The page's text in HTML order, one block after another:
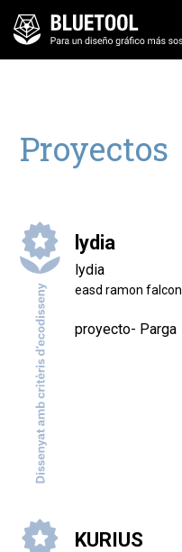
Proyectos
lydia
lydia
easd ramon falcon
proyecto- Parga
KURIUS